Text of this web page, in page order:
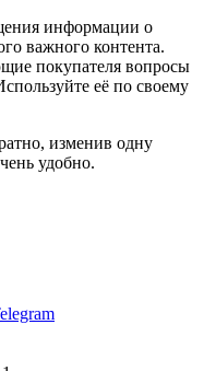
информации о
важного контента.
покупателя вопросы
её по своему
изменив одну
удобно.